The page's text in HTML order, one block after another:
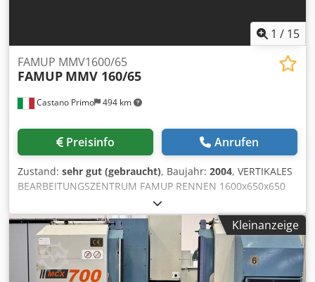
1 / 15
Castano Primo 494 km
FAMUP MMV1600/65
FAMUP MMV 160/65
Preisinfo Anrufen
Zustand: sehr gut (gebraucht), Baujahr: 2004, VERTIKALES
BEARBEITUNGSZENTRUM FAMUP RENNEN 1600x650x650
SPINDEL ISO 40 12.000 U/min ZUFÄLLIGER
WERKZEUGWECHSEL 30 POSITIONEN HOHER DRUCK
DURCH FUTTER Dedpfx Aajvq Rzns Rekr SPÄNEFÖRDERER
SPINDELKÜHLKÜHLSCHRANK CNC FANUC 18iMB
FERNBEDIENTES HANDRAD MASCHINENGEWICHT 12.000
KG
Kleinanzeige